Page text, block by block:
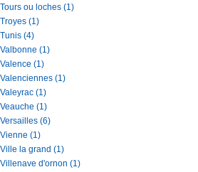
Tours ou loches (1)
Troyes (1)
Tunis (4)
Valbonne (1)
Valence (1)
Valenciennes (1)
Valeyrac (1)
Veauche (1)
Versailles (6)
Vienne (1)
Ville la grand (1)
Villenave d'ornon (1)